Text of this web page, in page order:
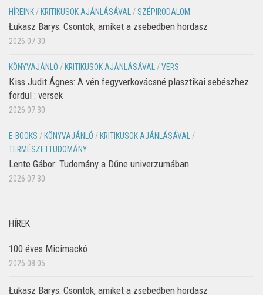
HÍREINK / KRITIKUSOK AJÁNLÁSÁVAL / SZÉPIRODALOM
Łukasz Barys: Csontok, amiket a zsebedben hordasz
2026.07.30.
KÖNYVAJÁNLÓ / KRITIKUSOK AJÁNLÁSÁVAL /VERS
Kiss Judit Ágnes: A vén fegyverkovácsné plasztikai sebészhez
fordul : versek
2026.07.30.
E-BOOKS / KÖNYVAJÁNLÓ / KRITIKUSOK AJÁNLÁSÁVAL
/
TERMÉSZETTUDOMÁNY
Lente Gábor: Tudomány a Dűne univerzumában
2026.07.30.
HÍREK
100 éves Micimackó
2026.08.05.
Łukasz Barys: Csontok, amiket a zsebedben hordasz